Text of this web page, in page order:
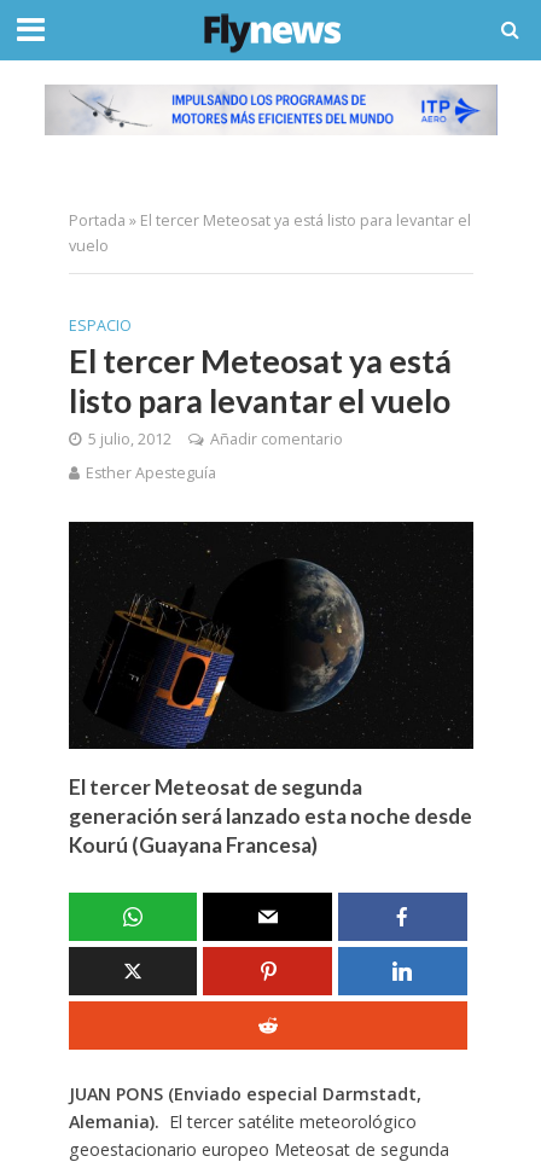
Portada » El tercer Meteosat ya está listo para levantar el
vuelo
ESPACIO
El tercer Meteosat ya está
listo para levantar el vuelo
5 julio, 2012
Añadir comentario
Esther Apesteguía
El tercer Meteosat de segunda
generación será lanzado esta noche desde
Kourú (Guayana Francesa)
JUAN PONS (Enviado especial Darmstadt,
Alemania). El tercer satélite meteorológico
geoestacionario europeo Meteosat de segunda